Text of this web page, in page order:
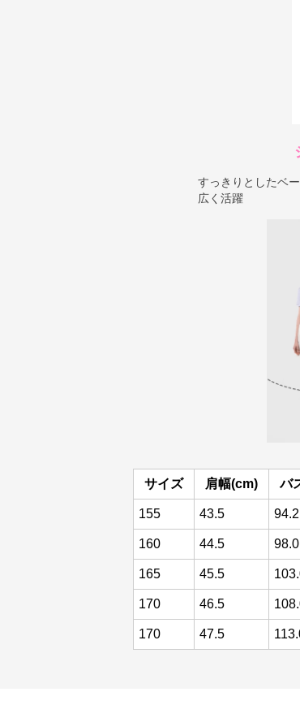
すっきりとしたベ
広く活躍
サイズ 肩幅(cm) バ
155 43.5 94.2
160 44.5 98.0
165 45.5
170 46.5
170 47.5